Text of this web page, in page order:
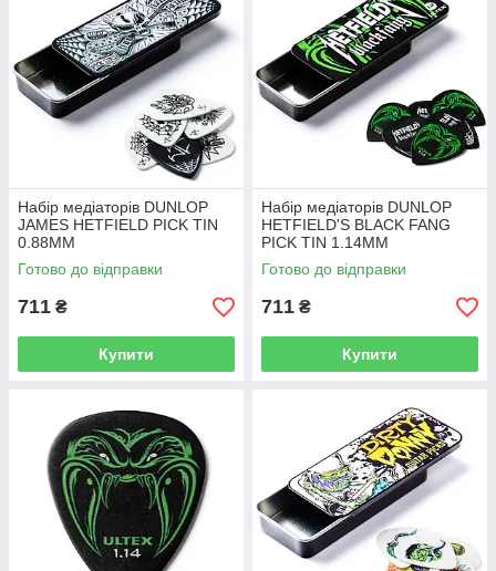
Набір медіаторів DUNLOP
JAMES HETFIELD PICK TIN
0.88MM
Готово до відправки
711 ₴
Купити
Набір медіаторів DUNLOP
HETFIELD'S BLACK FANG
PICK TIN 1.14MM
Готово до відправки
711 ₴
Купити